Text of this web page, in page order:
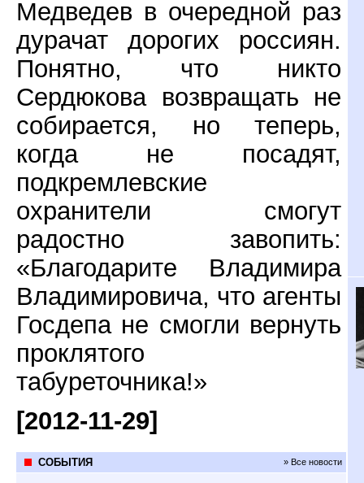
Медведев в очередной раз
дурачат дорогих россиян.
Понятно, что никто
Сердюкова возвращать не
собирается, но теперь,
когда не посадят,
подкремлевские
охранители смогут
радостно завопить:
«Благодарите Владимира
Владимировича, что агенты
Госдепа не смогли вернуть
проклятого
табуреточника!»
[2012-11-29]
СОБЫТИЯ » Все новости